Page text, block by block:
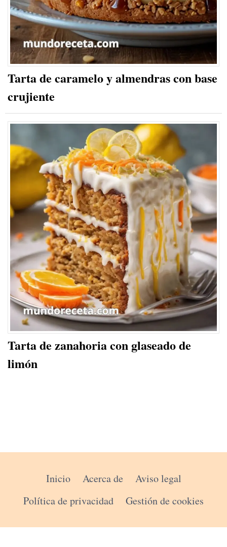
Tarta de caramelo y almendras con base
crujiente
Tarta de zanahoria con glaseado de
limón
Inicio Acerca de
Aviso legal
Política de privacidad
Gestión de cookies